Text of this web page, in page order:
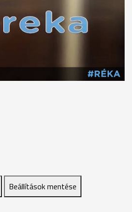
Beállítások mentése